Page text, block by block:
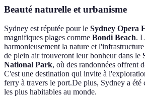
Beauté naturelle et urbanisme
Sydney est réputée pour le Sydney Opera
magnifiques plages comme Bondi Beach.
harmonieusement la nature et
de plein air trouveront leur bonheur dans le
National Park, où des randonnées offrent
C'est une destination qui invite à
ferry à travers le port.De plus, Sydney a été
les plus habitables au monde.